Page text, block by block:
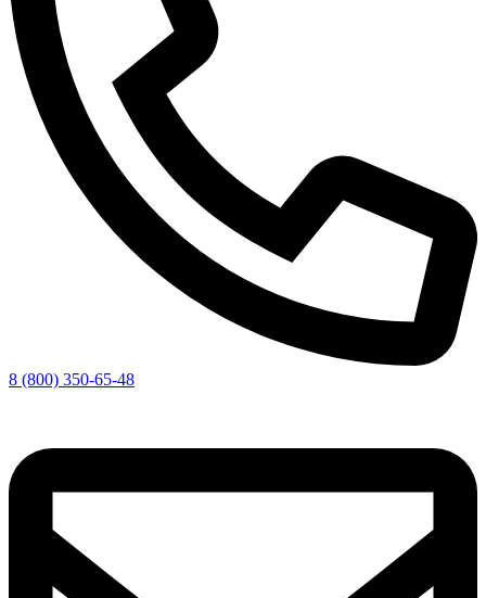
8 (800) 350-65-48